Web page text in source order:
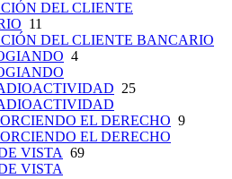
DEL CLIENTE
11
DEL CLIENTE BANCARIO
4
25
EL DERECHO 9
EL DERECHO
VISTA 69
VISTA